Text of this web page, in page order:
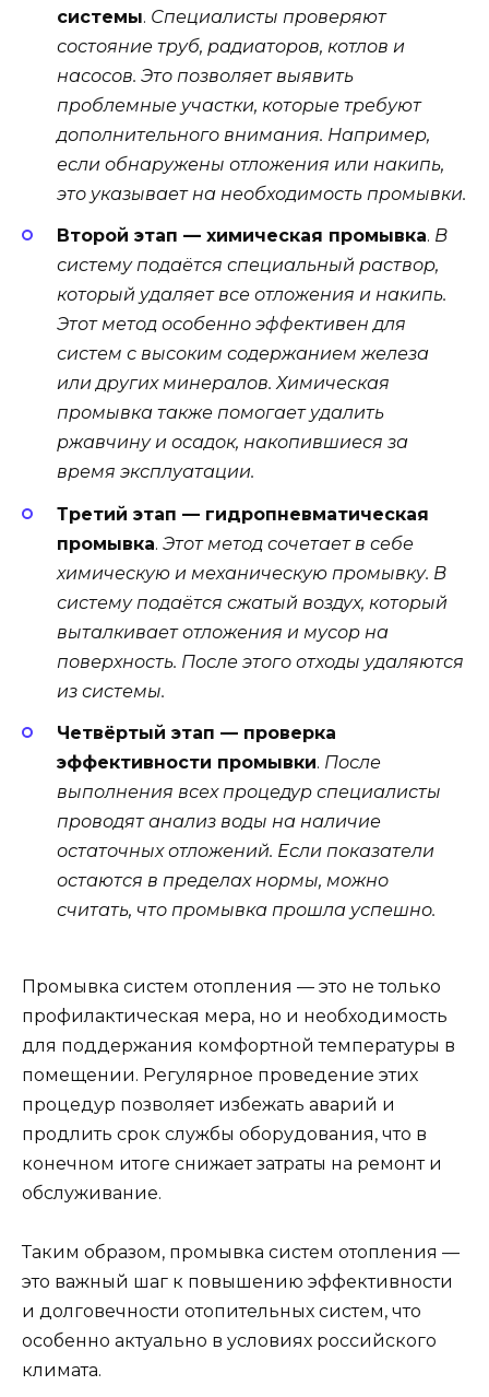
системы. Специалисты проверяют
состояние труб, радиаторов, котлов и
насосов. Это позволяет выявить
проблемные участки, которые требуют
дополнительного внимания. Например,
если обнаружены отложения или накипь,
это указывает на необходимость промывки.
Второй этап — химическая промывка. В
систему подаётся специальный раствор,
который удаляет все отложения и накипь.
Этот метод особенно эффективен для
систем с высоким содержанием железа
или других минералов. Химическая
промывка также помогает удалить
ржавчину и осадок, накопившиеся за
время эксплуатации.
Третий этап — гидропневматическая
промывка. Этот метод сочетает в себе
химическую и механическую промывку. В
систему подаётся сжатый воздух, который
выталкивает отложения и мусор на
поверхность. После этого отходы удаляются
из системы.
Четвёртый этап — проверка
эффективности промывки. После
выполнения всех процедур специалисты
проводят анализ воды на наличие
остаточных отложений. Если показатели
остаются в пределах нормы, можно
считать, что промывка прошла успешно.
Промывка систем отопления — это не только
профилактическая мера, но и необходимость
для поддержания комфортной температуры в
помещении. Регулярное проведение этих
процедур позволяет избежать аварий и
продлить срок службы оборудования, что в
конечном итоге снижает затраты на ремонт и
обслуживание.
Таким образом, промывка систем отопления —
это важный шаг к повышению эффективности
и долговечности отопительных систем, что
особенно актуально в условиях российского
климата.